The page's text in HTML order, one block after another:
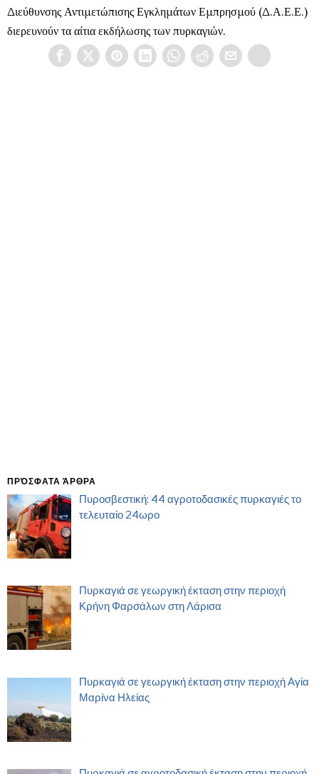
Διεύθυνσης Αντιμετώπισης Εγκλημάτων Εμπρησμού (Δ.Α.Ε.Ε.)
διερευνούν τα αίτια εκδήλωσης των πυρκαγιών.
ΠΡΌΣΦΑΤΑ ΆΡΘΡΑ
Πυροσβεστική: 44 αγροτοδασικές πυρκαγιές το
τελευταίο 24ωρο
Πυρκαγιά σε γεωργική έκταση στην περιοχή
Κρήνη Φαρσάλων στη Λάρισα
Πυρκαγιά σε γεωργική έκταση στην περιοχή Αγία
Μαρίνα Ηλείας